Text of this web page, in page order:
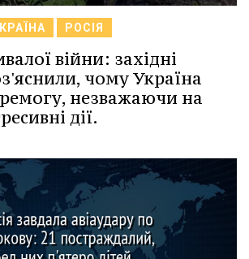
РОСІЯ
війни: західні
чому Україна
незважаючи на
дії.